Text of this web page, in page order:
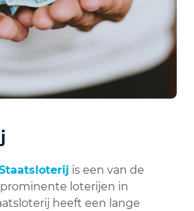
is een van de
loterijen in
heeft een lange